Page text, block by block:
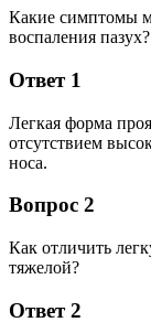
Какие симптомы
воспаления пазух?
Ответ 1
Легкая форма
отсутствием
носа.
Вопрос 2
Как отличить
тяжелой?
Ответ 2